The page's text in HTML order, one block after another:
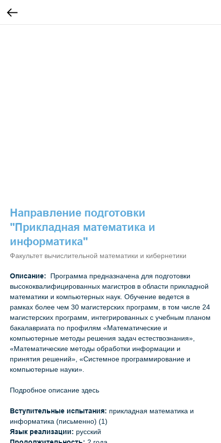
Направление подготовки
"Прикладная математика и
информатика"
Факультет вычислительной математики и кибернетики
Описание:
Программа предназначена для подготовки
высококвалифицированных магистров в области прикладной
математики и компьютерных наук. Обучение ведется в
рамках более чем 30 магистерских программ, в том числе 24
магистерских программ, интегрированных с учебным планом
бакалавриата по профилям «Математические и
компьютерные методы решения задач естествознания»,
«Математические методы обработки информации и
принятия решений», «Системное программирование и
компьютерные науки».
Подробное описание здесь
Вступительные испытания: прикладная математика и
информатика (письменно) (1)
Язык реализации: русский